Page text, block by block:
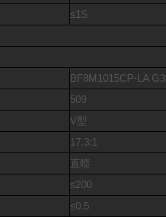
≤1S
BF8M1015CP-LA G3
509
V型
17.3:1
直喷
≤200
≤0.5